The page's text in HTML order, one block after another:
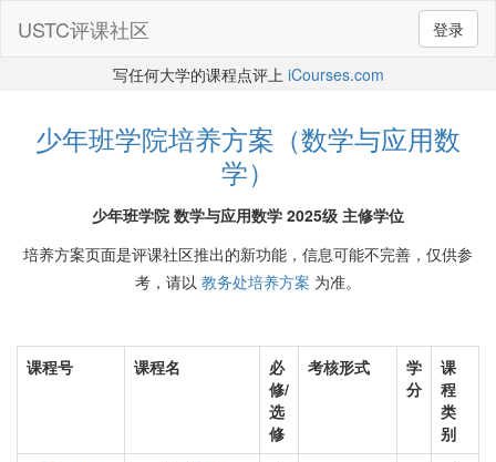
登录
USTC评课社区
写任何大学的课程点评上 iCourses.com
少年班学院培养方案（数学与应用数
学）
少年班学院 数学与应用数学 2025级 主修学位
培养方案页面是评课社区推出的新功能，信息可能不完善，仅供参
考，请以 教务处培养方案 为准。
课程号 课程名
必
修/
选
修
考核形式
学
分
课
程
类
别